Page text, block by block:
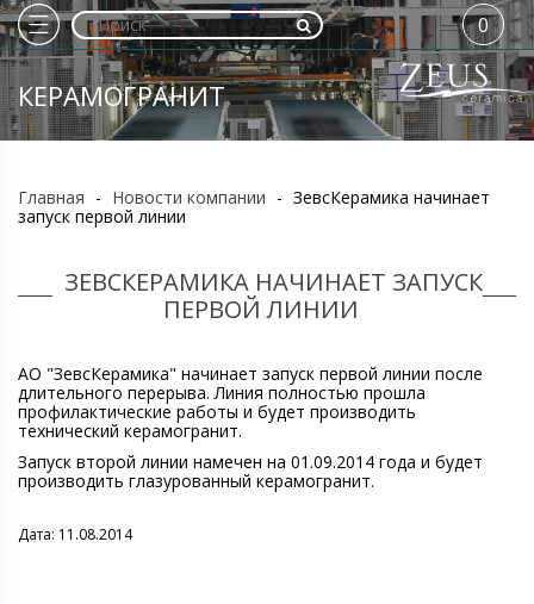
КЕРАМОГРАНИТ
0
Главная - Новости компании - ЗевсКерамика начинает
запуск первой линии
ЗЕВСКЕРАМИКА НАЧИНАЕТ ЗАПУСК
ПЕРВОЙ ЛИНИИ
АО "ЗевсКерамика" начинает запуск первой линии после
длительного перерыва. Линия полностью прошла
профилактические работы и будет производить
технический керамогранит.
Запуск второй линии намечен на 01.09.2014 года и будет
производить глазурованный керамогранит.
Дата: 11.08.2014